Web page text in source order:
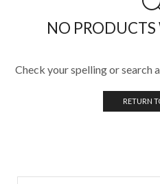
NO
Check your spelling or search
RETURN